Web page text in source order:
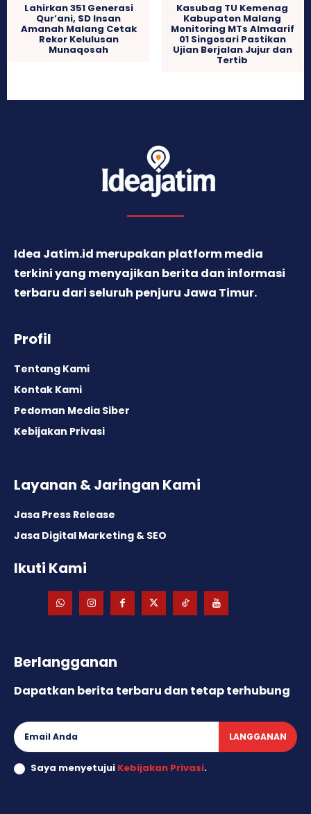
Lahirkan 351 Generasi
Qur’ani, SD Insan
Amanah Malang Cetak
Rekor Kelulusan
Munaqosah
Kasubag TU Kemenag
Kabupaten Malang
Monitoring MTs Almaarif
01 Singosari Pastikan
Ujian Berjalan Jujur dan
Tertib
Idea Jatim.id merupakan platform media
terkini yang menyajikan berita dan informasi
terbaru dari seluruh penjuru Jawa Timur.
Profil
Tentang Kami
Kontak Kami
Pedoman Media Siber
Kebijakan Privasi
Layanan & Jaringan Kami
Jasa Press Release
Jasa Digital Marketing & SEO
Ikuti Kami
Berlangganan
Dapatkan berita terbaru dan tetap terhubung
LANGGANAN
Saya menyetujui Kebijakan Privasi.